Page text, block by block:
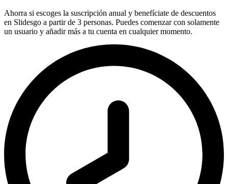
Ahorra si escoges la suscripción anual y benefíciate de descuentos
en Slidesgo a partir de 3 personas. Puedes comenzar con solamente
un usuario y añadir más a tu cuenta en cualquier momento.